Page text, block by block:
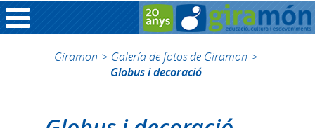
Giramon > Galería de fotos de Giramon >
Globus i decoració